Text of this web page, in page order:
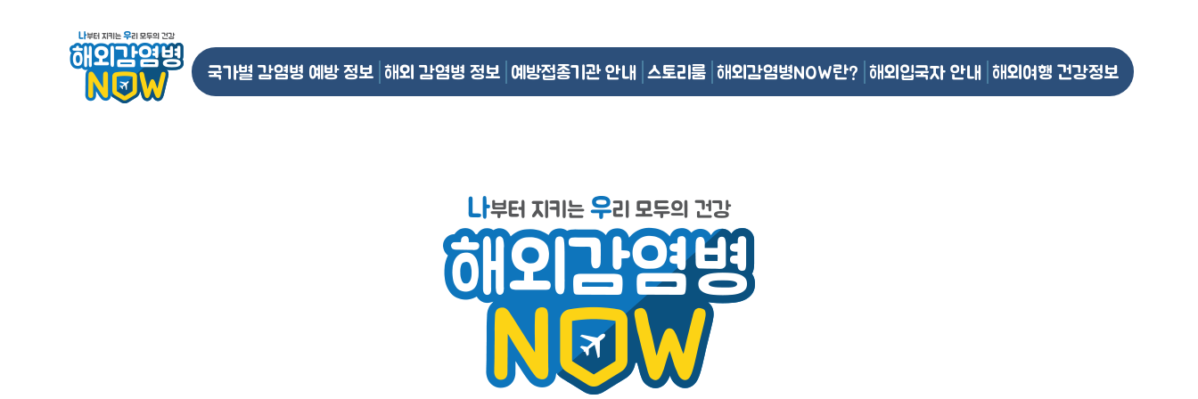
국가별 감염병 예방 정보 해외 감염병 정보 예방접종기관 안내 스토리룸 해외감염병NOW란? 해외입국자 안내 해외여행 건강정보